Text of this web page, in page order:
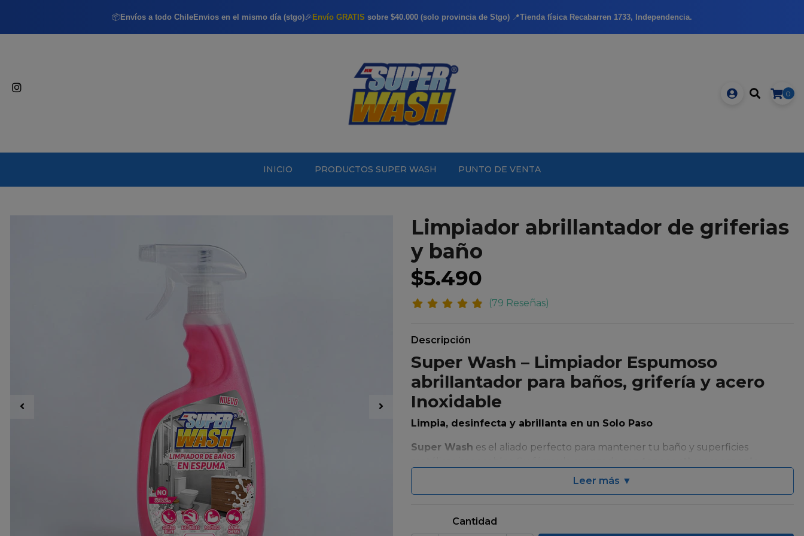
📦Envíos a todo ChileEnvios en el mismo día (stgo)🎉 Envío GRATIS sobre $40.000 (solo provincia de Stgo) 📍Tienda física Recabarren 1733, Independencia.
0
INICIO PRODUCTOS SUPER WASH PUNTO DE VENTA
Limpiador abrillantador de griferias
y baño
$5.490
(79 Reseñas)
Descripción
Super Wash – Limpiador Espumoso
abrillantador para baños, grifería y acero
Inoxidable
Limpia, desinfecta y abrillanta en un Solo Paso
Super Wash es el aliado perfecto para mantener tu baño y superficies
cuaternario de última generación no solo limpia y desinfecta, sino que
también
superficies sanitarias.
Leer más ▼
Cantidad